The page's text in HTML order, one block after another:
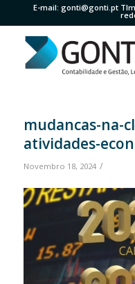
E-mail: gonti@gonti.pt
mudancas-na-
atividades-
Novembro 18, 2024 /